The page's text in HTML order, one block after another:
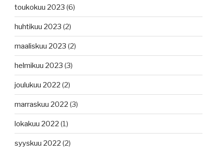
toukokuu 2023 (6)
huhtikuu 2023 (2)
maaliskuu 2023 (2)
helmikuu 2023 (3)
joulukuu 2022 (2)
marraskuu 2022 (3)
lokakuu 2022 (1)
syyskuu 2022 (2)